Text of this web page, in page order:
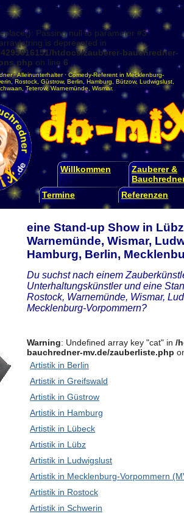
Passing null to parameter #3
is deprecated in
htdocs/zauberer-bauchredner-
on line 6
·Alleinunterhalter· Comedy-Referent in Mecklenburg-
Rostock Güstrow, Berlin Hamburg Bützow, Ludwigslust
,Teterow,Warnemünde Wismar.
Willkommen
Zauberer &
Termine
Referenzen
eine Stand-up Show in
Warnemünde, Wismar,
Hamburg, Berlin,
Du suchst nach einem
Unterhaltungskünstler und eine
Rostock, Warnemünde, Wismar,
Mecklenburg-Vorpommern?
Warning: Undefined array key "cat" in /
bauchredner-mv.de/zauberliste.php
Artistik in Berlin
Artistik in Greifswald
Artistik in Güstrow
Artistik in Hamburg
Artistik in Lübeck
Artistik in Lübz
Artistik in Ludwigslust
Artistik in Mecklenburg-Vorpommern
Artistik in Rostock
Artistik in Schwerin